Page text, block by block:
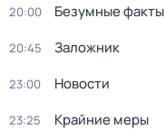
20:00 Безумные факты
20:45 Заложник
23:00 Новости
23:25 Крайние меры